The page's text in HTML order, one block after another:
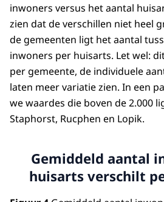
inwoners versus het aantal
zien dat de verschillen niet heel
de gemeenten ligt het aantal
inwoners per huisarts. Let wel:
per gemeente, de individuele
laten meer variatie zien. In een
we waardes die boven de 2.000
Staphorst, Rucphen en Lopik.
Gemiddeld aantal
huisarts verschilt